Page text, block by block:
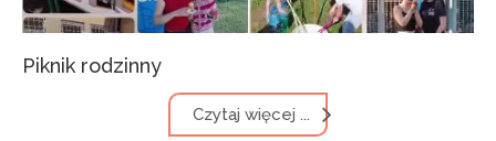
Piknik rodzinny
Czytaj więcej ...